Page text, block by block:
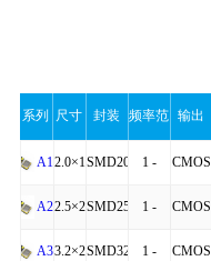
系列 尺寸 封装 频率范
围
输出
A1C2.0×1.6×0.75
SMD2016-
4P
1 -
54MHz
CMOS
A2C2.5×2.0×0.81
SMD2520-
4P
1 -
54MHz
CMOS
A3C3.2×2.5×0.95
SMD3225-1 - CMOS